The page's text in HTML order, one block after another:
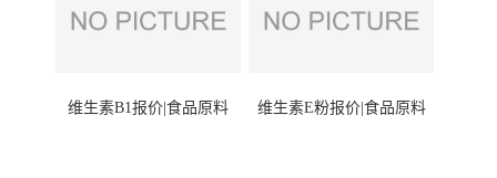
维生素B1报价|食品原料 维生素E粉报价|食品原料